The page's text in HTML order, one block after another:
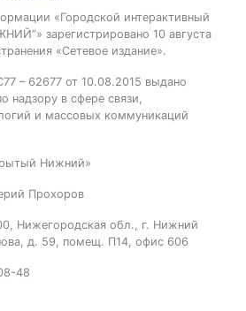
«Городской интерактивный
зарегистрировано 10 августа
«Сетевое издание».
– 62677 от 10.08.2015 выдано
надзору в сфере связи,
и массовых коммуникаций
Нижний»
Прохоров
Нижегородская обл., г. Нижний
д. 59, помещ. П14, офис 606
48